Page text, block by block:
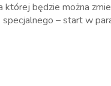
będzie można
– start w